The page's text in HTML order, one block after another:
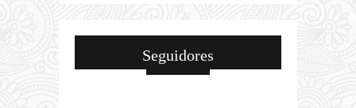
Seguidores